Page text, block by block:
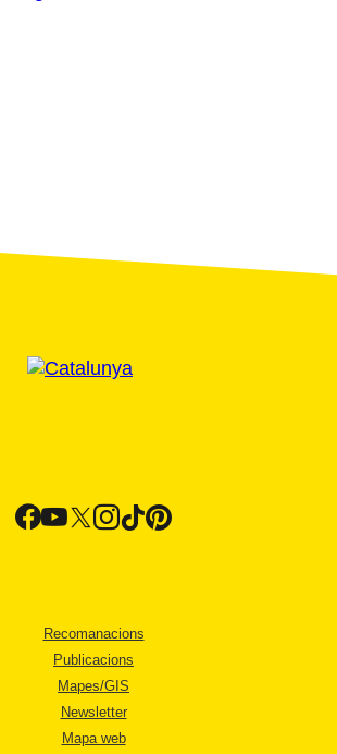
Recomanacions
Publicacions
Mapes/GIS
Newsletter
Mapa web